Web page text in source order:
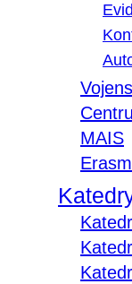
MAIS